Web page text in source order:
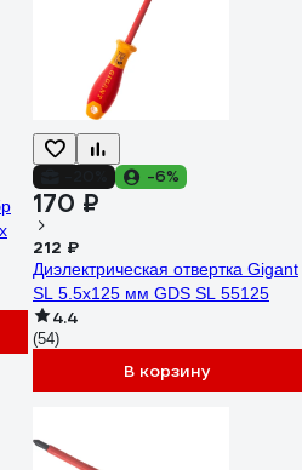
-6%
170 ₽
212 ₽
Диэлектрическая отвертка Gigant
SL 5.5x125 мм GDS SL 55125
4.4
(54)
В корзину